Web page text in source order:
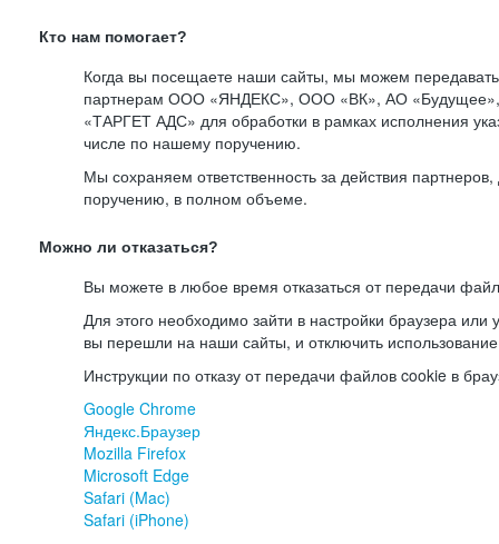
Кто нам помогает?
Когда вы посещаете наши сайты, мы можем
партнерам ООО «ЯНДЕКС», ООО «ВК», АО
«ТАРГЕТ АДС» для обработки в рамках исполнения
числе по нашему поручению.
Мы сохраняем ответственность за действия
поручению, в полном объеме.
Можно ли отказаться?
Вы можете в любое время отказаться от передачи
Для этого необходимо зайти в настройки браузера или
вы перешли на наши сайты, и отключить
Инструкции по отказу от передачи файлов cookie в
Google Chrome
Яндекс.Браузер
Mozilla Firefox
Microsoft Edge
Safari (Mac)
Safari (iPhone)